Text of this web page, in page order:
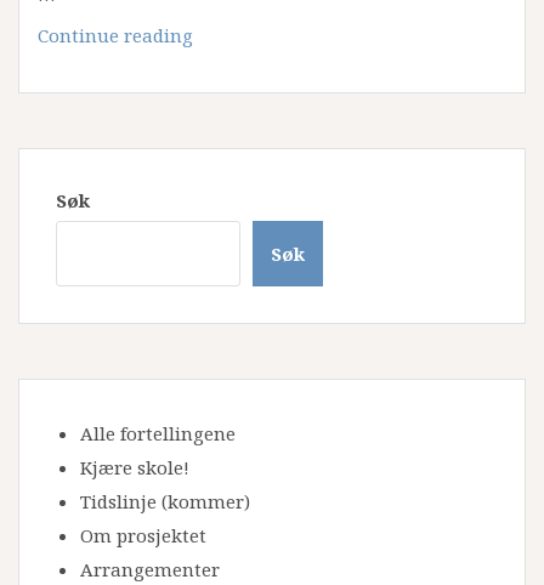
Continue reading
første
–
Søk
Søk
Alle fortellingene
Kjære skole!
Tidslinje (kommer)
Om prosjektet
Arrangementer